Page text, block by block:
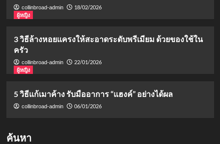
collinbroad-admin
18/02/2026
ผู้หญิง
3 วิธีล้างหอยแครงให้สะอาดระดับพรีเมียม ด้วยของใช้ใน
ครัว
collinbroad-admin
22/01/2026
ผู้หญิง
5 วิธีแก้เมาค้าง รับมืออาการ “แฮงค์” อย่างได้ผล
collinbroad-admin 06/01/2026
ค้นหา